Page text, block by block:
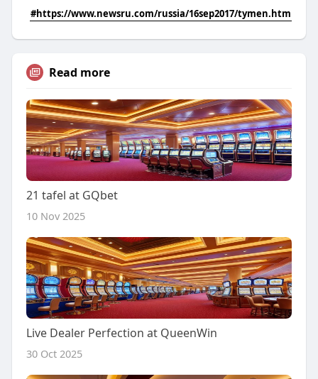
#https://www.newsru.com/russia/16sep2017/tymen.html
Read more
21 tafel at GQbet
10 Nov 2025
Live Dealer Perfection at QueenWin
30 Oct 2025